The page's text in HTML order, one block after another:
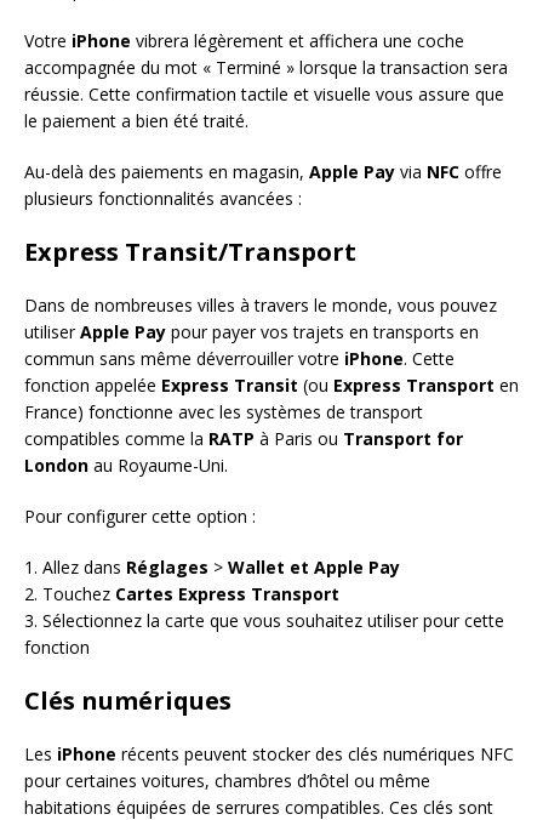
Votre iPhone vibrera légèrement et affichera une coche
accompagnée du mot « Terminé » lorsque la transaction sera
réussie. Cette confirmation tactile et visuelle vous assure que
le paiement a bien été traité.
Au-delà des paiements en magasin, Apple Pay via NFC offre
plusieurs fonctionnalités avancées :
Express Transit/Transport
Dans de nombreuses villes à travers le monde, vous pouvez
utiliserApple Pay pour payer vos trajets en transports en
commun sans même déverrouiller votre iPhone. Cette
fonction appelée Express Transit (ou Express Transport en
France) fonctionne avec les systèmes de transport
compatibles comme la RATP à Paris ou Transport for
London au Royaume-Uni.
Pour configurer cette option :
1. Allez dans Réglages > Wallet et Apple Pay
2. Touchez Cartes Express Transport
3. Sélectionnez la carte que vous souhaitez utiliser pour cette
fonction
Clés numériques
Les iPhone récents peuvent stocker des clés numériques NFC
pour certaines voitures, chambres d’hôtel ou même
habitations équipées de serrures compatibles. Ces clés sont